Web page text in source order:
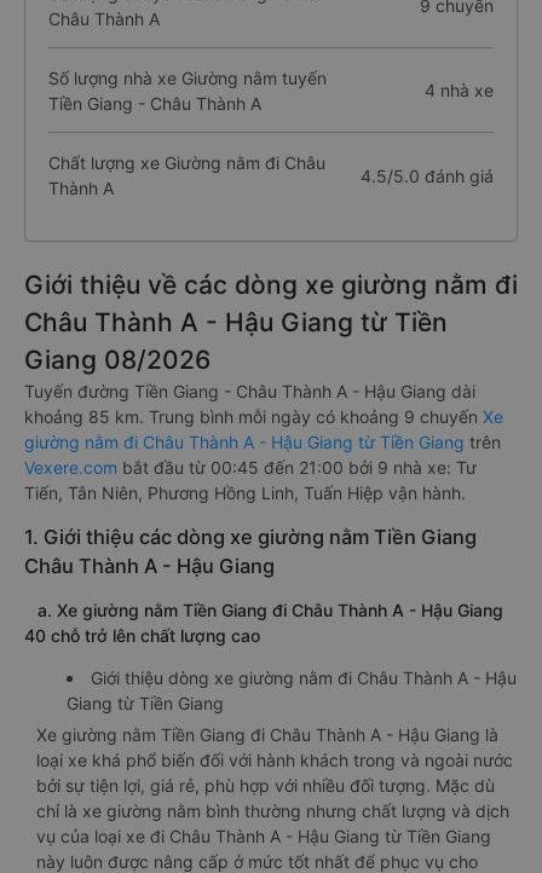
Châu Thành A
9 chuyến
Số lượng nhà xe Giường nằm tuyến
Tiền Giang - Châu Thành A
4 nhà xe
Chất lượng xe Giường nằm đi Châu
Thành A
4.5/5.0 đánh giá
Giới thiệu về các dòng xe giường nằm đi
Châu Thành A - Hậu Giang từ Tiền
Giang 08/2026
Tuyến đường Tiền Giang - Châu Thành A - Hậu Giang dài
khoảng 85 km. Trung bình mỗi ngày có khoảng 9 chuyến Xe
giường nằm đi Châu Thành A - Hậu Giang từ Tiền Giang trên
Vexere.com bắt đầu từ 00:45 đến 21:00 bởi 9 nhà xe: Tư
Tiến, Tân Niên, Phương Hồng Linh, Tuấn Hiệp vận hành.
1. Giới thiệu các dòng xe giường nằm Tiền Giang
Châu Thành A - Hậu Giang
a. Xe giường nằm Tiền Giang đi Châu Thành A - Hậu Giang
40 chỗ trở lên chất lượng cao
Giới thiệu dòng xe giường nằm đi Châu Thành A - Hậu
Giang từ Tiền Giang
Xe giường nằm Tiền Giang đi Châu Thành A - Hậu Giang là
loại xe khá phổ biến đối với hành khách trong và ngoài nước
bởi sự tiện lợi, giá rẻ, phù hợp với nhiều đối tượng. Mặc dù
chỉ là xe giường nằm bình thường nhưng chất lượng và dịch
vụ của loại xe đi Châu Thành A - Hậu Giang từ Tiền Giang
này luôn được nâng cấp ở mức tốt nhất để phục vụ cho